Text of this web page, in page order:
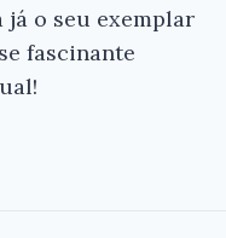
o seu exemplar
fascinante